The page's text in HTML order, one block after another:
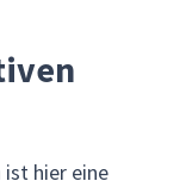
ist hier eine